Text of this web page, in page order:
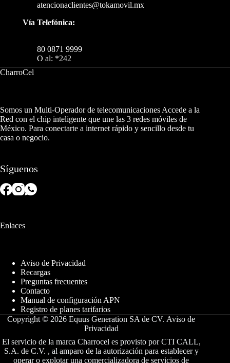
atencionaclientes@tokamovil.mx
Vía Telefónica:
80 0871 9999
O al: *242
CharroCel
Somos un Multi-Operador de telecomunicaciones Accede a la
Red con el chip inteligente que une las 3 redes móviles de
México. Para conectarte a internet rápido y sencillo desde tu
casa o negocio.
Síguenos
Enlaces
Aviso de Privacidad
Recargas
Preguntas frecuentes
Contacto
Manual de configuración APN
Registro de planes tarifarios
Copyright © 2026 Equus Generation SA de CV. Aviso de
Privacidad
El servicio de la marca Charrocel es provisto por CTI CALL,
S.A. de C.V. , al amparo de la autorización para establecer y
operar o explotar una comercializadora de servicios de